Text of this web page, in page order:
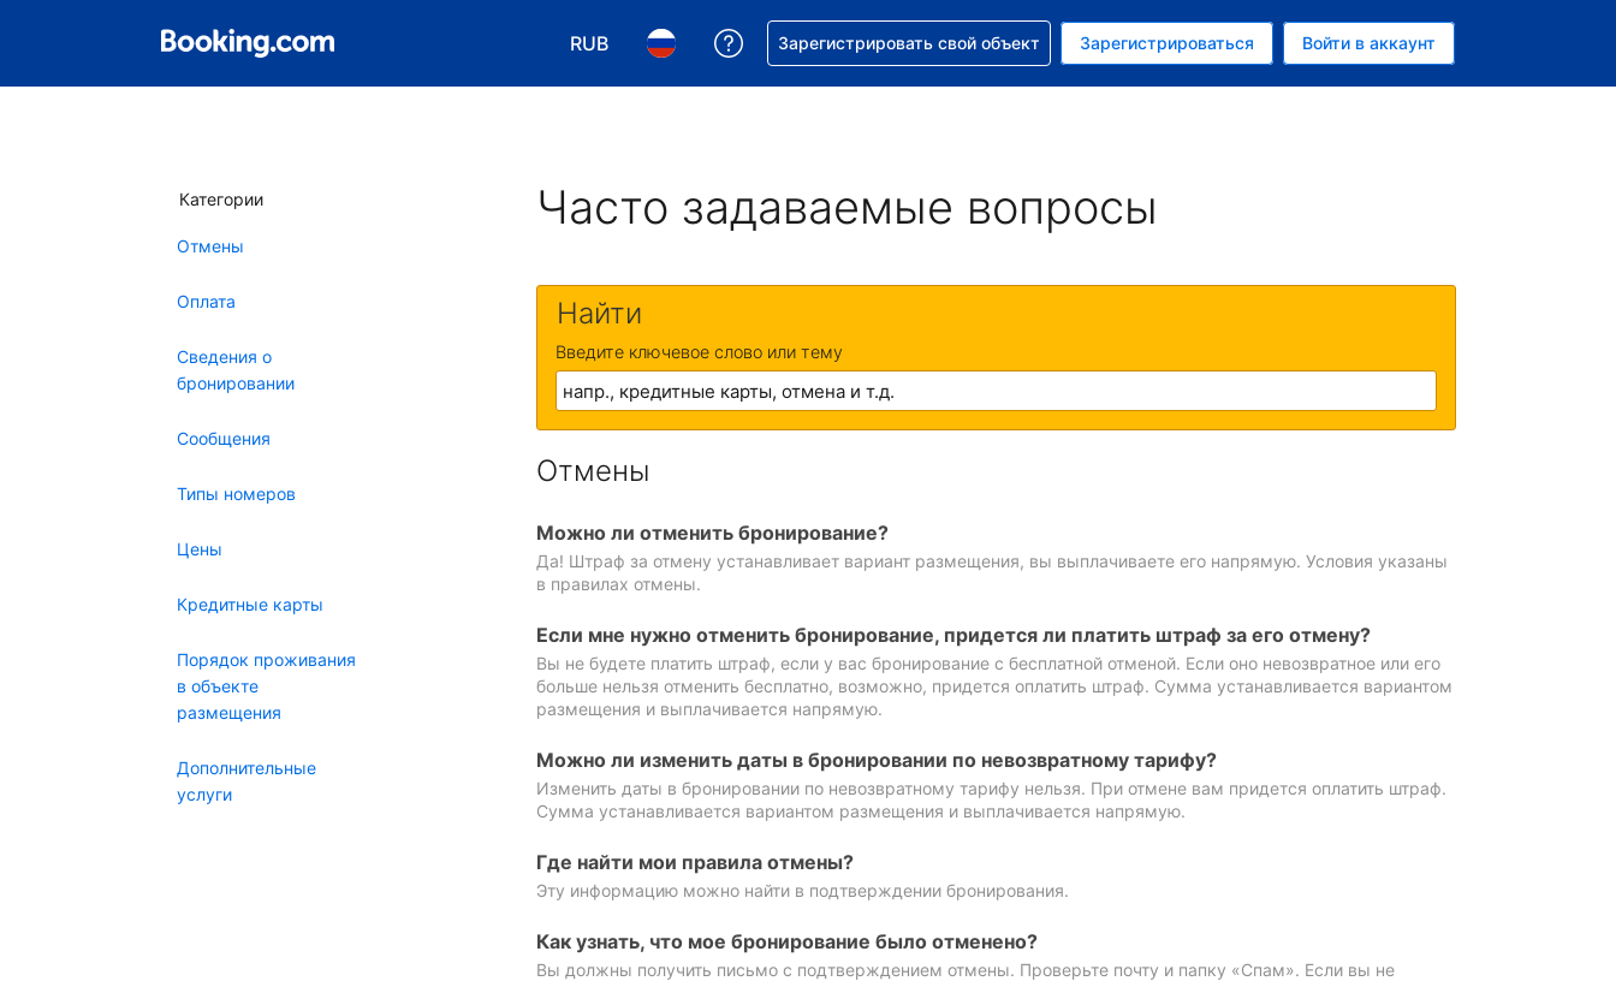
RUB
Выберите валюту. Текущая валюта — Российский рубль
Выберите язык. Текущий язык — На русском
Получите помощь с бронированием
Зарегистрировать свой объект Зарегистрироваться Войти в аккаунт
Категории
Отмены
Оплата
Сведения о
бронировании
Сообщения
Типы номеров
Цены
Кредитные карты
Порядок проживания
в объекте
размещения
Дополнительные
услуги
Часто задаваемые вопросы
Найти
Введите ключевое слово или тему
Отмены
Можно ли отменить бронирование?
Да! Штраф за отмену устанавливает вариант размещения, вы выплачиваете его напрямую. Условия указаны
в правилах отмены.
Если мне нужно отменить бронирование, придется ли платить штраф за его отмену?
Вы не будете платить штраф, если у вас бронирование с бесплатной отменой. Если оно невозвратное или его
больше нельзя отменить бесплатно, возможно, придется оплатить штраф. Сумма устанавливается вариантом
размещения и выплачивается напрямую.
Можно ли изменить даты в бронировании по невозвратному тарифу?
Изменить даты в бронировании по невозвратному тарифу нельзя. При отмене вам придется оплатить штраф.
Сумма устанавливается вариантом размещения и выплачивается напрямую.
Где найти мои правила отмены?
Эту информацию можно найти в подтверждении бронирования.
Как узнать, что мое бронирование было отменено?
Вы должны получить письмо с подтверждением отмены. Проверьте почту и папку «Спам». Если вы не